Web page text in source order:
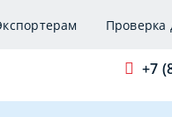
Проверка
+7